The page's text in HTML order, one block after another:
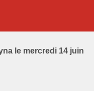
le mercredi 14 juin